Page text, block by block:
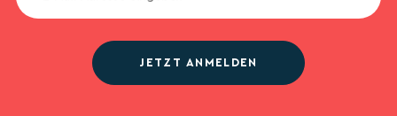
JETZT ANMELDEN